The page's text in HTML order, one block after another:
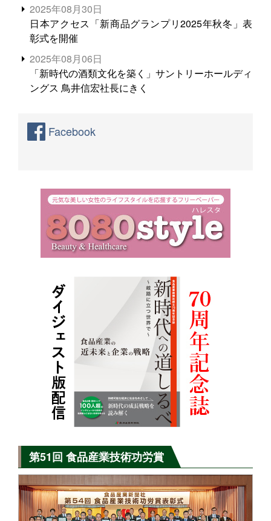
2025年08月30日
日本アクセス「新商品グランプリ2025年秋冬」表
彰式を開催
2025年08月06日
「新時代の酒類文化を築く」サントリーホールディ
ングス 鳥井信宏社長にきく
Facebook
第51回 食品産業技術功労賞